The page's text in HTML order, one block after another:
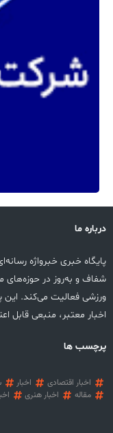
درباره ما
پایگاه خبری خبرواژه
شفاف و به‌روز در حوزه‌های
ورزشی فعالیت می‌کند. این
اخبار معتبر، منبعی قابل
پرچسب ها
اخبار اقتصادی اخبار
مقاله
اخبار هنری